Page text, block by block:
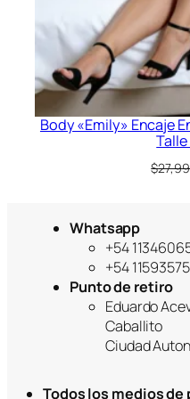
Body «Emily» Encaje
Talle
$
Whatsapp
+54
+54
Punto de retiro
Eduardo
Caballito
Ciudad
Todos los medios de